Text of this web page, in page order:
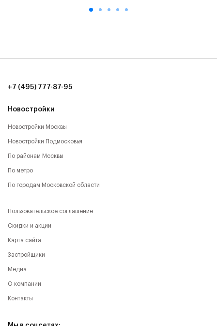
Новостройки
Новостройки Москвы
Новостройки Подмосковья
По районам Москвы
По метро
По городам Московской области
+7 (495) 777-87-95
Пользовательское соглашение
Скидки и акции
Карта сайта
Застройщики
Медиа
О компании
Контакты